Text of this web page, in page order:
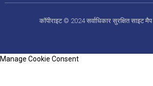
कॉपीराइट © 2024 सर्वाधिकार सुरक्षितसाइट मैप
Manage Cookie Consent